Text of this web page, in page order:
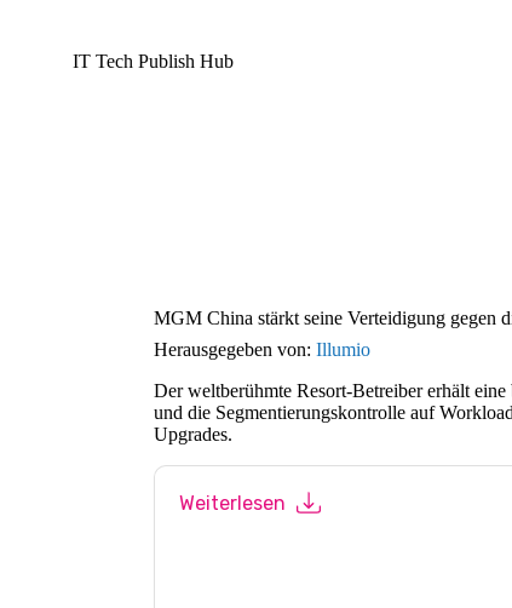
IT Tech Publish Hub
MGM China stärkt seine Verteidigung gegen
Herausgegeben von: Illumio
Der weltberühmte Resort-Betreiber erhält
und die Segmentierungskontrolle auf
Upgrades.
Weiterlesen